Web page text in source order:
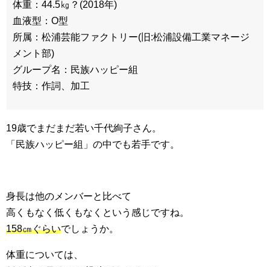
体重：44.5㎏？(2018年)
血液型：O型
所属：松浦芸能ファクトリー(旧:松浦設備工業マネージ
メント部)
グループ名：民族ハッピー組
特技：作詞、加工
19歳でまだまだ若い千代絢子さん。
「民族ハッピー組」の中でも若手です。
身長は他のメンバーと比べて
高くもなく低くもなくという感じですね。
158㎝ぐらいでしょうか。
体重については、